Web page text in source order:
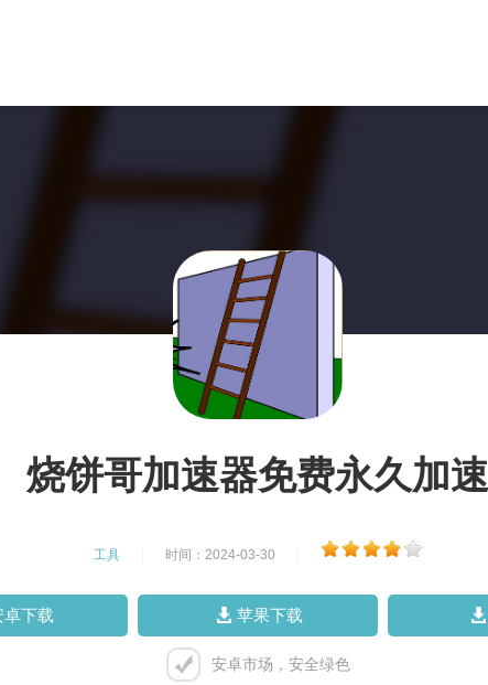
烧饼哥加速器免费永久加速
工具 时间：2024-03-30
卓下载 苹果下载
安卓市场，安全绿色